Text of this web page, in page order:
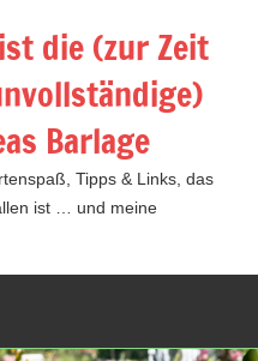
die (zur Zeit
Barlage
Tipps & Links, das
ist … und meine